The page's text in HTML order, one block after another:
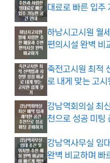
대료로 빠른 입주
하남시고시원 월
편의시설 완벽 비
죽전고시원 최적
로 내게 맞는 고시
강남역회의실 최
천으로 성공 미팅
강남역사무실 임
완벽 비교하며 빠